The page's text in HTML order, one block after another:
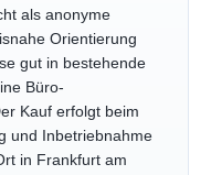
als anonyme
Orientierung
gut in bestehende
Büro-
Kauf erfolgt beim
und Inbetriebnahme
in Frankfurt am